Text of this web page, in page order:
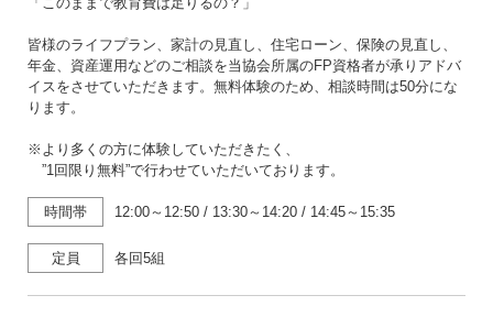
皆様のライフプラン、家計の見直し、住宅ローン、保険の見直し、
年金、資産運用などのご相談を当協会所属のFP資格者が承りアドバ
イスをさせていただきます。無料体験のため、相談時間は50分にな
ります。
※より多くの方に体験していただきたく、
”1回限り無料”で行わせていただいております。
時間帯 12:00～12:50 / 13:30～14:20 / 14:45～15:35
定員 各回5組